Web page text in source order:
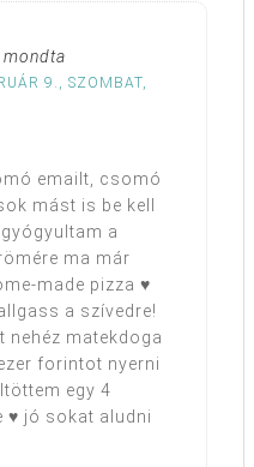
mondta
9., SZOMBAT,
emailt, csomó
mást is be kell
a
ma már
made pizza ♥
a szívedre!
matekdoga
forintot nyerni
egy 4
♥ jó sokat aludni